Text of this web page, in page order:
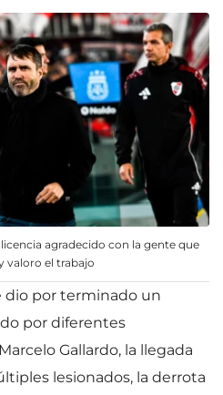
agradecido con la gente que
valoro el trabajo
dio por terminado un
por diferentes
Gallardo, la llegada
lesionados, la derrota